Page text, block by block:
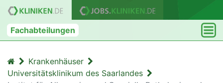
Fachabteilungen
Krankenhäuser
Universitätsklinikum des Saarlandes